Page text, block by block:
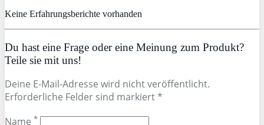
Keine Erfahrungsberichte vorhanden
Du hast eine Frage oder eine Meinung zum Produkt?
Teile sie mit uns!
Deine E-Mail-Adresse wird nicht veröffentlicht.
Erforderliche Felder sind markiert *
Name *